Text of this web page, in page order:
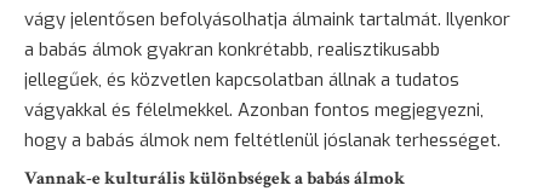
vágy jelentősen befolyásolhatja álmaink tartalmát. Ilyenkor
a babás álmok gyakran konkrétabb, realisztikusabb
jellegűek, és közvetlen kapcsolatban állnak a tudatos
vágyakkal és félelmekkel. Azonban fontos megjegyezni,
hogy a babás álmok nem feltétlenül jóslanak terhességet.
Vannak-e kulturális különbségek a babás álmok